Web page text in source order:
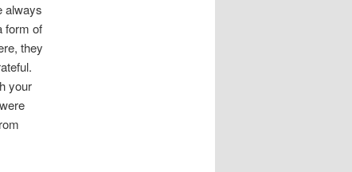
always
form of
they
your